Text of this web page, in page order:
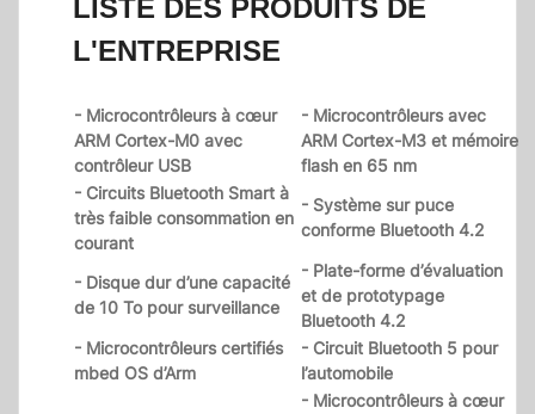
LISTE DES PRODUITS DE
L'ENTREPRISE
- Microcontrôleurs à cœur
ARM Cortex-M0 avec
contrôleur USB
- Microcontrôleurs avec
ARM Cortex-M3 et mémoire
flash en 65 nm
- Circuits Bluetooth Smart à
très faible consommation en
courant
- Système sur puce
conforme Bluetooth 4.2
- Disque dur d’une capacité
de 10 To pour surveillance
- Plate-forme d’évaluation
et de prototypage
Bluetooth 4.2
- Microcontrôleurs certifiés
mbed OS d’Arm
- Circuit Bluetooth 5 pour
l’automobile
- Microcontrôleurs à cœur